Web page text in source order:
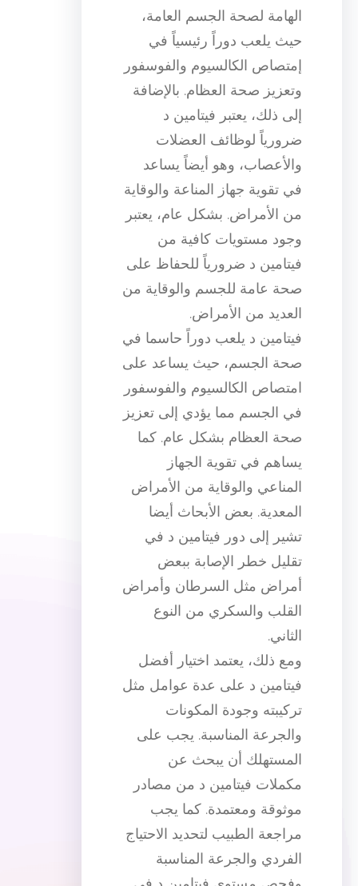
الهامة لصحة الجسم العامة،
حيث يلعب دوراً رئيسياً في
إمتصاص الكالسيوم والفوسفور
وتعزيز صحة العظام. بالإضافة
إلى ذلك، يعتبر فيتامين د
ضرورياً لوظائف العضلات
والأعصاب، وهو أيضاً يساعد
في تقوية جهاز المناعة والوقاية
من الأمراض. بشكل عام، يعتبر
وجود مستويات كافية من
فيتامين د ضرورياً للحفاظ على
صحة عامة للجسم والوقاية من
العديد من الأمراض.
فيتامين د يلعب دوراً حاسما في
صحة الجسم، حيث يساعد على
امتصاص الكالسيوم والفوسفور
في الجسم مما يؤدي إلى تعزيز
صحة العظام بشكل عام. كما
يساهم في تقوية الجهاز
المناعي والوقاية من الأمراض
المعدية. بعض الأبحاث أيضا
تشير إلى دور فيتامين د في
تقليل خطر الإصابة ببعض
أمراض مثل السرطان وأمراض
القلب والسكري من النوع
الثاني.
ومع ذلك، يعتمد اختيار أفضل
فيتامين د على عدة عوامل مثل
تركيبته وجودة المكونات
والجرعة المناسبة. يجب على
المستهلك أن يبحث عن
مكملات فيتامين د من مصادر
موثوقة ومعتمدة. كما يجب
مراجعة الطبيب لتحديد الاحتياج
الفردي والجرعة المناسبة